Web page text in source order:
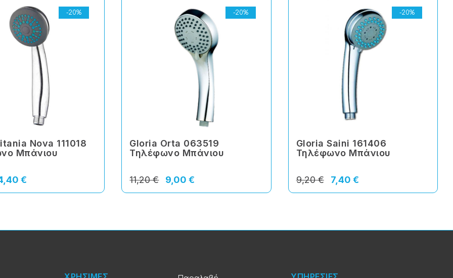
-20%
Nova 111018
Μπάνιου
€
-20%
Gloria Orta 063519
Τηλέφωνο Μπάνιου
9,00 €
11,20 €
-20%
Gloria Saini 161406
Τηλέφωνο Μπάνιου
7,40 €
9,20 €